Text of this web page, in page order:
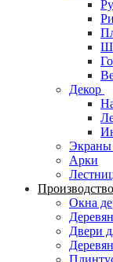
Декор
Экраны
Арки
Производство
Окна
Двери